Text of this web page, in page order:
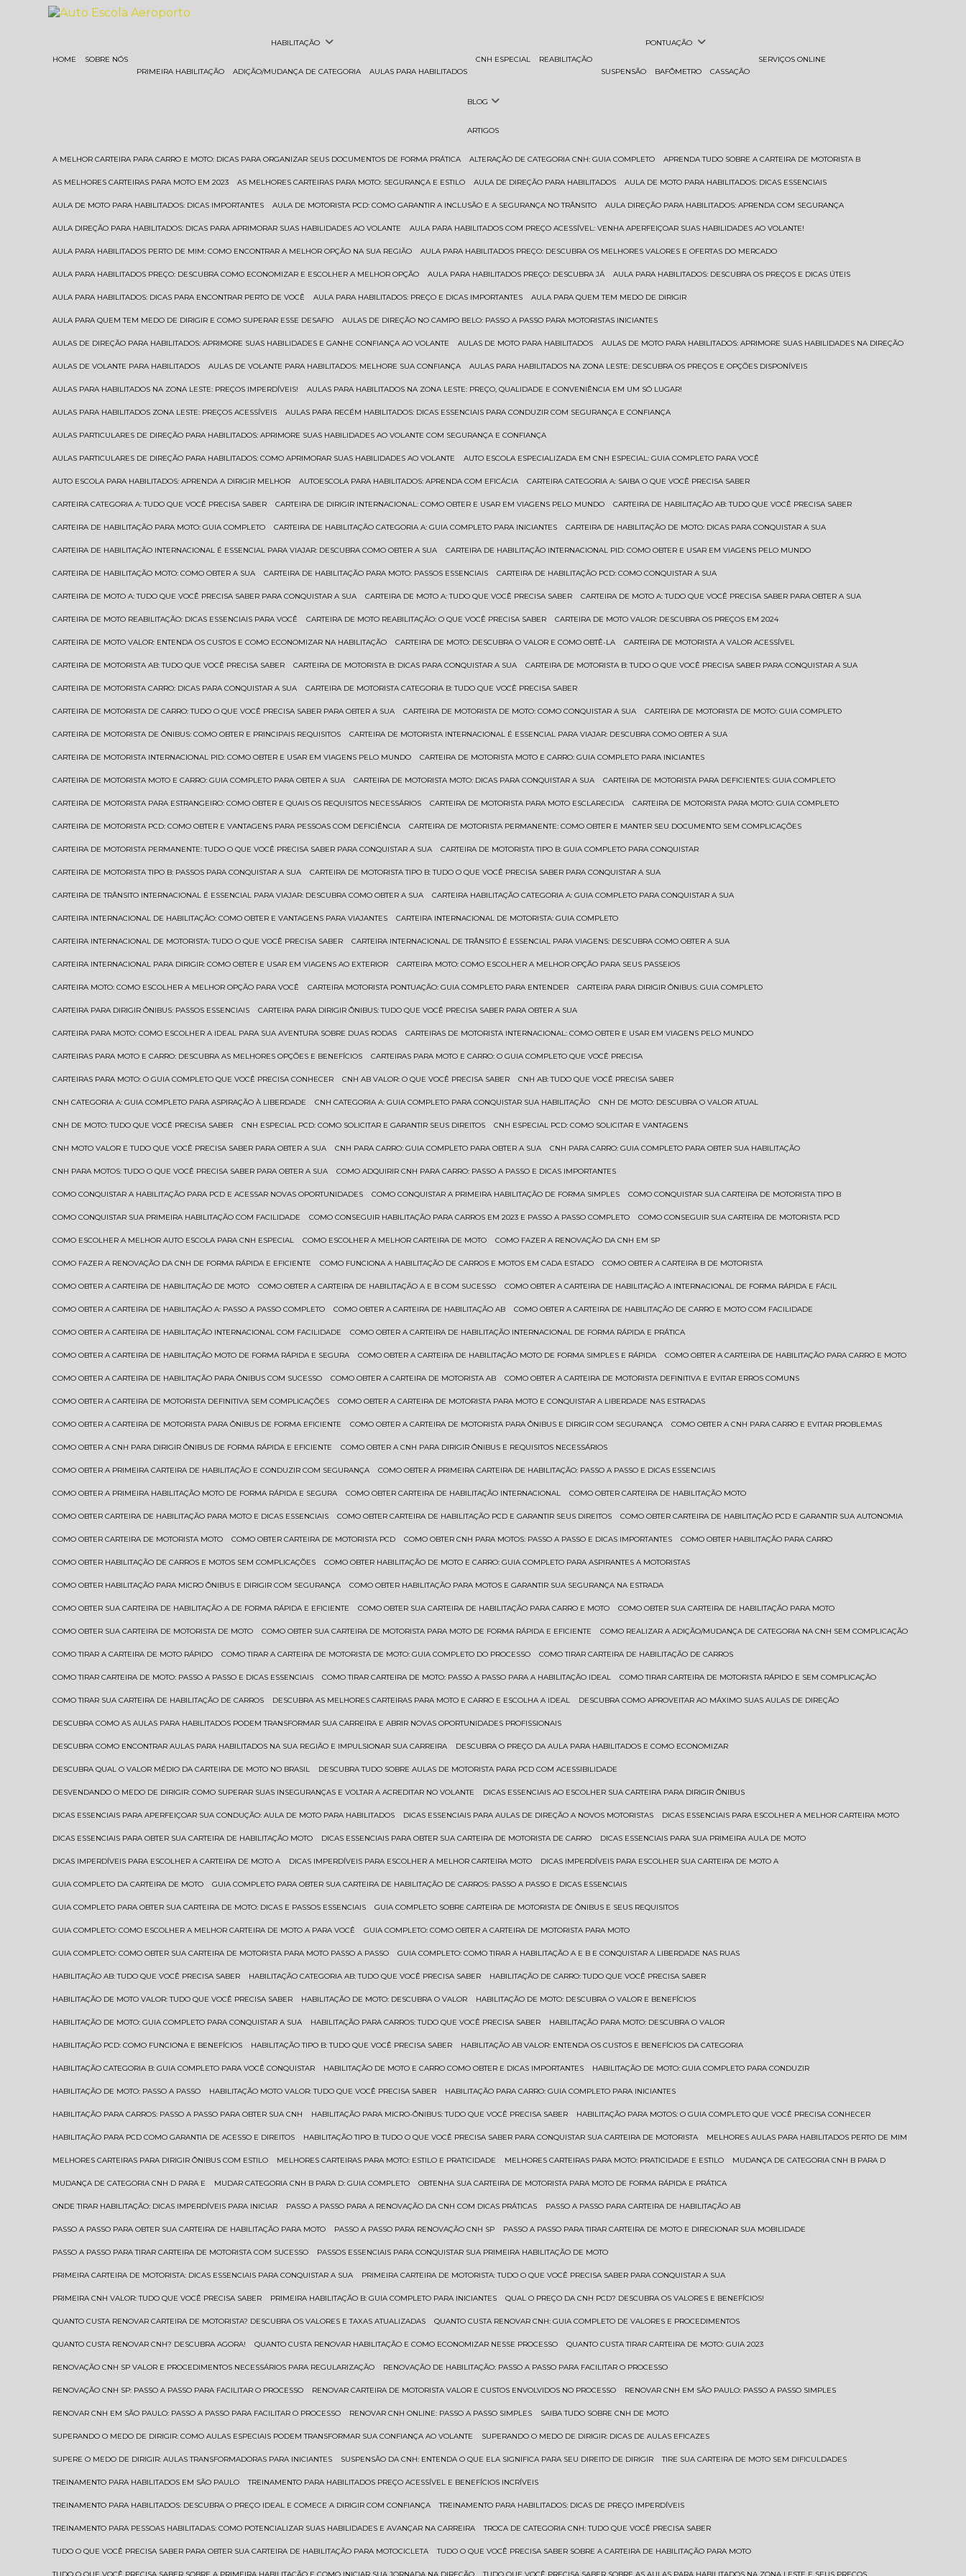
HOME SOBRE NÓS
HABILITAÇÃO
PRIMEIRA HABILITAÇÃO ADIÇÃO/MUDANÇA DE CATEGORIA AULAS PARA HABILITADOS
CNH ESPECIAL REABILITAÇÃO
PONTUAÇÃO
SUSPENSÃO BAFÔMETRO CASSAÇÃO
SERVIÇOS ONLINE
BLOG
ARTIGOS
A MELHOR CARTEIRA PARA CARRO E MOTO: DICAS PARA ORGANIZAR SEUS DOCUMENTOS DE FORMA PRÁTICA ALTERAÇÃO DE CATEGORIA CNH: GUIA COMPLETO APRENDA TUDO SOBRE A CARTEIRA DE MOTORISTA B
AS MELHORES CARTEIRAS PARA MOTO EM 2023 AS MELHORES CARTEIRAS PARA MOTO: SEGURANÇA E ESTILO AULA DE DIREÇÃO PARA HABILITADOS AULA DE MOTO PARA HABILITADOS: DICAS ESSENCIAIS
AULA DE MOTO PARA HABILITADOS: DICAS IMPORTANTES AULA DE MOTORISTA PCD: COMO GARANTIR A INCLUSÃO E A SEGURANÇA NO TRÂNSITO AULA DIREÇÃO PARA HABILITADOS: APRENDA COM SEGURANÇA
AULA DIREÇÃO PARA HABILITADOS: DICAS PARA APRIMORAR SUAS HABILIDADES AO VOLANTE AULA PARA HABILITADOS COM PREÇO ACESSÍVEL: VENHA APERFEIÇOAR SUAS HABILIDADES AO VOLANTE!
AULA PARA HABILITADOS PERTO DE MIM: COMO ENCONTRAR A MELHOR OPÇÃO NA SUA REGIÃO AULA PARA HABILITADOS PREÇO: DESCUBRA OS MELHORES VALORES E OFERTAS DO MERCADO
AULA PARA HABILITADOS PREÇO: DESCUBRA COMO ECONOMIZAR E ESCOLHER A MELHOR OPÇÃO AULA PARA HABILITADOS PREÇO: DESCUBRA JÁ AULA PARA HABILITADOS: DESCUBRA OS PREÇOS E DICAS ÚTEIS
AULA PARA HABILITADOS: DICAS PARA ENCONTRAR PERTO DE VOCÊ AULA PARA HABILITADOS: PREÇO E DICAS IMPORTANTES AULA PARA QUEM TEM MEDO DE DIRIGIR
AULA PARA QUEM TEM MEDO DE DIRIGIR E COMO SUPERAR ESSE DESAFIO AULAS DE DIREÇÃO NO CAMPO BELO: PASSO A PASSO PARA MOTORISTAS INICIANTES
AULAS DE DIREÇÃO PARA HABILITADOS: APRIMORE SUAS HABILIDADES E GANHE CONFIANÇA AO VOLANTE AULAS DE MOTO PARA HABILITADOS AULAS DE MOTO PARA HABILITADOS: APRIMORE SUAS HABILIDADES NA DIREÇÃO
AULAS DE VOLANTE PARA HABILITADOS AULAS DE VOLANTE PARA HABILITADOS: MELHORE SUA CONFIANÇA AULAS PARA HABILITADOS NA ZONA LESTE: DESCUBRA OS PREÇOS E OPÇÕES DISPONÍVEIS
AULAS PARA HABILITADOS NA ZONA LESTE: PREÇOS IMPERDÍVEIS! AULAS PARA HABILITADOS NA ZONA LESTE: PREÇO, QUALIDADE E CONVENIÊNCIA EM UM SÓ LUGAR!
AULAS PARA HABILITADOS ZONA LESTE: PREÇOS ACESSÍVEIS AULAS PARA RECÉM HABILITADOS: DICAS ESSENCIAIS PARA CONDUZIR COM SEGURANÇA E CONFIANÇA
AULAS PARTICULARES DE DIREÇÃO PARA HABILITADOS: APRIMORE SUAS HABILIDADES AO VOLANTE COM SEGURANÇA E CONFIANÇA
AULAS PARTICULARES DE DIREÇÃO PARA HABILITADOS: COMO APRIMORAR SUAS HABILIDADES AO VOLANTE AUTO ESCOLA ESPECIALIZADA EM CNH ESPECIAL: GUIA COMPLETO PARA VOCÊ
AUTO ESCOLA PARA HABILITADOS: APRENDA A DIRIGIR MELHOR AUTOESCOLA PARA HABILITADOS: APRENDA COM EFICÁCIA CARTEIRA CATEGORIA A: SAIBA O QUE VOCÊ PRECISA SABER
CARTEIRA CATEGORIA A: TUDO QUE VOCÊ PRECISA SABER CARTEIRA DE DIRIGIR INTERNACIONAL: COMO OBTER E USAR EM VIAGENS PELO MUNDO CARTEIRA DE HABILITAÇÃO AB: TUDO QUE VOCÊ PRECISA SABER
CARTEIRA DE HABILITAÇÃO PARA MOTO: GUIA COMPLETO CARTEIRA DE HABILITAÇÃO CATEGORIA A: GUIA COMPLETO PARA INICIANTES CARTEIRA DE HABILITAÇÃO DE MOTO: DICAS PARA CONQUISTAR A SUA
CARTEIRA DE HABILITAÇÃO INTERNACIONAL É ESSENCIAL PARA VIAJAR: DESCUBRA COMO OBTER A SUA CARTEIRA DE HABILITAÇÃO INTERNACIONAL PID: COMO OBTER E USAR EM VIAGENS PELO MUNDO
CARTEIRA DE HABILITAÇÃO MOTO: COMO OBTER A SUA CARTEIRA DE HABILITAÇÃO PARA MOTO: PASSOS ESSENCIAIS CARTEIRA DE HABILITAÇÃO PCD: COMO CONQUISTAR A SUA
CARTEIRA DE MOTO A: TUDO QUE VOCÊ PRECISA SABER PARA CONQUISTAR A SUA CARTEIRA DE MOTO A: TUDO QUE VOCÊ PRECISA SABER CARTEIRA DE MOTO A: TUDO QUE VOCÊ PRECISA SABER PARA OBTER A SUA
CARTEIRA DE MOTO REABILITAÇÃO: DICAS ESSENCIAIS PARA VOCÊ CARTEIRA DE MOTO REABILITAÇÃO: O QUE VOCÊ PRECISA SABER CARTEIRA DE MOTO VALOR: DESCUBRA OS PREÇOS EM 2024
CARTEIRA DE MOTO VALOR: ENTENDA OS CUSTOS E COMO ECONOMIZAR NA HABILITAÇÃO CARTEIRA DE MOTO: DESCUBRA O VALOR E COMO OBTÊ-LA CARTEIRA DE MOTORISTA A VALOR ACESSÍVEL
CARTEIRA DE MOTORISTA AB: TUDO QUE VOCÊ PRECISA SABER CARTEIRA DE MOTORISTA B: DICAS PARA CONQUISTAR A SUA CARTEIRA DE MOTORISTA B: TUDO O QUE VOCÊ PRECISA SABER PARA CONQUISTAR A SUA
CARTEIRA DE MOTORISTA CARRO: DICAS PARA CONQUISTAR A SUA CARTEIRA DE MOTORISTA CATEGORIA B: TUDO QUE VOCÊ PRECISA SABER
CARTEIRA DE MOTORISTA DE CARRO: TUDO O QUE VOCÊ PRECISA SABER PARA OBTER A SUA CARTEIRA DE MOTORISTA DE MOTO: COMO CONQUISTAR A SUA CARTEIRA DE MOTORISTA DE MOTO: GUIA COMPLETO
CARTEIRA DE MOTORISTA DE ÔNIBUS: COMO OBTER E PRINCIPAIS REQUISITOS CARTEIRA DE MOTORISTA INTERNACIONAL É ESSENCIAL PARA VIAJAR: DESCUBRA COMO OBTER A SUA
CARTEIRA DE MOTORISTA INTERNACIONAL PID: COMO OBTER E USAR EM VIAGENS PELO MUNDO CARTEIRA DE MOTORISTA MOTO E CARRO: GUIA COMPLETO PARA INICIANTES
CARTEIRA DE MOTORISTA MOTO E CARRO: GUIA COMPLETO PARA OBTER A SUA CARTEIRA DE MOTORISTA MOTO: DICAS PARA CONQUISTAR A SUA CARTEIRA DE MOTORISTA PARA DEFICIENTES: GUIA COMPLETO
CARTEIRA DE MOTORISTA PARA ESTRANGEIRO: COMO OBTER E QUAIS OS REQUISITOS NECESSÁRIOS CARTEIRA DE MOTORISTA PARA MOTO ESCLARECIDA CARTEIRA DE MOTORISTA PARA MOTO: GUIA COMPLETO
CARTEIRA DE MOTORISTA PCD: COMO OBTER E VANTAGENS PARA PESSOAS COM DEFICIÊNCIA CARTEIRA DE MOTORISTA PERMANENTE: COMO OBTER E MANTER SEU DOCUMENTO SEM COMPLICAÇÕES
CARTEIRA DE MOTORISTA PERMANENTE: TUDO O QUE VOCÊ PRECISA SABER PARA CONQUISTAR A SUA CARTEIRA DE MOTORISTA TIPO B: GUIA COMPLETO PARA CONQUISTAR
CARTEIRA DE MOTORISTA TIPO B: PASSOS PARA CONQUISTAR A SUA CARTEIRA DE MOTORISTA TIPO B: TUDO O QUE VOCÊ PRECISA SABER PARA CONQUISTAR A SUA
CARTEIRA DE TRÂNSITO INTERNACIONAL É ESSENCIAL PARA VIAJAR: DESCUBRA COMO OBTER A SUA CARTEIRA HABILITAÇÃO CATEGORIA A: GUIA COMPLETO PARA CONQUISTAR A SUA
CARTEIRA INTERNACIONAL DE HABILITAÇÃO: COMO OBTER E VANTAGENS PARA VIAJANTES CARTEIRA INTERNACIONAL DE MOTORISTA: GUIA COMPLETO
CARTEIRA INTERNACIONAL DE MOTORISTA: TUDO O QUE VOCÊ PRECISA SABER CARTEIRA INTERNACIONAL DE TRÂNSITO É ESSENCIAL PARA VIAGENS: DESCUBRA COMO OBTER A SUA
CARTEIRA INTERNACIONAL PARA DIRIGIR: COMO OBTER E USAR EM VIAGENS AO EXTERIOR CARTEIRA MOTO: COMO ESCOLHER A MELHOR OPÇÃO PARA SEUS PASSEIOS
CARTEIRA MOTO: COMO ESCOLHER A MELHOR OPÇÃO PARA VOCÊ CARTEIRA MOTORISTA PONTUAÇÃO: GUIA COMPLETO PARA ENTENDER CARTEIRA PARA DIRIGIR ÔNIBUS: GUIA COMPLETO
CARTEIRA PARA DIRIGIR ÔNIBUS: PASSOS ESSENCIAIS CARTEIRA PARA DIRIGIR ÔNIBUS: TUDO QUE VOCÊ PRECISA SABER PARA OBTER A SUA
CARTEIRA PARA MOTO: COMO ESCOLHER A IDEAL PARA SUA AVENTURA SOBRE DUAS RODAS CARTEIRAS DE MOTORISTA INTERNACIONAL: COMO OBTER E USAR EM VIAGENS PELO MUNDO
CARTEIRAS PARA MOTO E CARRO: DESCUBRA AS MELHORES OPÇÕES E BENEFÍCIOS CARTEIRAS PARA MOTO E CARRO: O GUIA COMPLETO QUE VOCÊ PRECISA
CARTEIRAS PARA MOTO: O GUIA COMPLETO QUE VOCÊ PRECISA CONHECER CNH AB VALOR: O QUE VOCÊ PRECISA SABER CNH AB: TUDO QUE VOCÊ PRECISA SABER
CNH CATEGORIA A: GUIA COMPLETO PARA ASPIRAÇÃO À LIBERDADE CNH CATEGORIA A: GUIA COMPLETO PARA CONQUISTAR SUA HABILITAÇÃO CNH DE MOTO: DESCUBRA O VALOR ATUAL
CNH DE MOTO: TUDO QUE VOCÊ PRECISA SABER CNH ESPECIAL PCD: COMO SOLICITAR E GARANTIR SEUS DIREITOS CNH ESPECIAL PCD: COMO SOLICITAR E VANTAGENS
CNH MOTO VALOR E TUDO QUE VOCÊ PRECISA SABER PARA OBTER A SUA CNH PARA CARRO: GUIA COMPLETO PARA OBTER A SUA CNH PARA CARRO: GUIA COMPLETO PARA OBTER SUA HABILITAÇÃO
CNH PARA MOTOS: TUDO O QUE VOCÊ PRECISA SABER PARA OBTER A SUA COMO ADQUIRIR CNH PARA CARRO: PASSO A PASSO E DICAS IMPORTANTES
COMO CONQUISTAR A HABILITAÇÃO PARA PCD E ACESSAR NOVAS OPORTUNIDADES COMO CONQUISTAR A PRIMEIRA HABILITAÇÃO DE FORMA SIMPLES COMO CONQUISTAR SUA CARTEIRA DE MOTORISTA TIPO B
COMO CONQUISTAR SUA PRIMEIRA HABILITAÇÃO COM FACILIDADE COMO CONSEGUIR HABILITAÇÃO PARA CARROS EM 2023 E PASSO A PASSO COMPLETO COMO CONSEGUIR SUA CARTEIRA DE MOTORISTA PCD
COMO ESCOLHER A MELHOR AUTO ESCOLA PARA CNH ESPECIAL COMO ESCOLHER A MELHOR CARTEIRA DE MOTO COMO FAZER A RENOVAÇÃO DA CNH EM SP
COMO FAZER A RENOVAÇÃO DA CNH DE FORMA RÁPIDA E EFICIENTE COMO FUNCIONA A HABILITAÇÃO DE CARROS E MOTOS EM CADA ESTADO COMO OBTER A CARTEIRA B DE MOTORISTA
COMO OBTER A CARTEIRA DE HABILITAÇÃO DE MOTO COMO OBTER A CARTEIRA DE HABILITAÇÃO A E B COM SUCESSO COMO OBTER A CARTEIRA DE HABILITAÇÃO A INTERNACIONAL DE FORMA RÁPIDA E FÁCIL
COMO OBTER A CARTEIRA DE HABILITAÇÃO A: PASSO A PASSO COMPLETO COMO OBTER A CARTEIRA DE HABILITAÇÃO AB COMO OBTER A CARTEIRA DE HABILITAÇÃO DE CARRO E MOTO COM FACILIDADE
COMO OBTER A CARTEIRA DE HABILITAÇÃO INTERNACIONAL COM FACILIDADE COMO OBTER A CARTEIRA DE HABILITAÇÃO INTERNACIONAL DE FORMA RÁPIDA E PRÁTICA
COMO OBTER A CARTEIRA DE HABILITAÇÃO MOTO DE FORMA RÁPIDA E SEGURA COMO OBTER A CARTEIRA DE HABILITAÇÃO MOTO DE FORMA SIMPLES E RÁPIDA COMO OBTER A CARTEIRA DE HABILITAÇÃO PARA CARRO E MOTO
COMO OBTER A CARTEIRA DE HABILITAÇÃO PARA ÔNIBUS COM SUCESSO COMO OBTER A CARTEIRA DE MOTORISTA AB COMO OBTER A CARTEIRA DE MOTORISTA DEFINITIVA E EVITAR ERROS COMUNS
COMO OBTER A CARTEIRA DE MOTORISTA DEFINITIVA SEM COMPLICAÇÕES COMO OBTER A CARTEIRA DE MOTORISTA PARA MOTO E CONQUISTAR A LIBERDADE NAS ESTRADAS
COMO OBTER A CARTEIRA DE MOTORISTA PARA ÔNIBUS DE FORMA EFICIENTE COMO OBTER A CARTEIRA DE MOTORISTA PARA ÔNIBUS E DIRIGIR COM SEGURANÇA COMO OBTER A CNH PARA CARRO E EVITAR PROBLEMAS
COMO OBTER A CNH PARA DIRIGIR ÔNIBUS DE FORMA RÁPIDA E EFICIENTE COMO OBTER A CNH PARA DIRIGIR ÔNIBUS E REQUISITOS NECESSÁRIOS
COMO OBTER A PRIMEIRA CARTEIRA DE HABILITAÇÃO E CONDUZIR COM SEGURANÇA COMO OBTER A PRIMEIRA CARTEIRA DE HABILITAÇÃO: PASSO A PASSO E DICAS ESSENCIAIS
COMO OBTER A PRIMEIRA HABILITAÇÃO MOTO DE FORMA RÁPIDA E SEGURA COMO OBTER CARTEIRA DE HABILITAÇÃO INTERNACIONAL COMO OBTER CARTEIRA DE HABILITAÇÃO MOTO
COMO OBTER CARTEIRA DE HABILITAÇÃO PARA MOTO E DICAS ESSENCIAIS COMO OBTER CARTEIRA DE HABILITAÇÃO PCD E GARANTIR SEUS DIREITOS COMO OBTER CARTEIRA DE HABILITAÇÃO PCD E GARANTIR SUA AUTONOMIA
COMO OBTER CARTEIRA DE MOTORISTA MOTO COMO OBTER CARTEIRA DE MOTORISTA PCD COMO OBTER CNH PARA MOTOS: PASSO A PASSO E DICAS IMPORTANTES COMO OBTER HABILITAÇÃO PARA CARRO
COMO OBTER HABILITAÇÃO DE CARROS E MOTOS SEM COMPLICAÇÕES COMO OBTER HABILITAÇÃO DE MOTO E CARRO: GUIA COMPLETO PARA ASPIRANTES A MOTORISTAS
COMO OBTER HABILITAÇÃO PARA MICRO ÔNIBUS E DIRIGIR COM SEGURANÇA COMO OBTER HABILITAÇÃO PARA MOTOS E GARANTIR SUA SEGURANÇA NA ESTRADA
COMO OBTER SUA CARTEIRA DE HABILITAÇÃO A DE FORMA RÁPIDA E EFICIENTE COMO OBTER SUA CARTEIRA DE HABILITAÇÃO PARA CARRO E MOTO COMO OBTER SUA CARTEIRA DE HABILITAÇÃO PARA MOTO
COMO OBTER SUA CARTEIRA DE MOTORISTA DE MOTO COMO OBTER SUA CARTEIRA DE MOTORISTA PARA MOTO DE FORMA RÁPIDA E EFICIENTE COMO REALIZAR A ADIÇÃO/MUDANÇA DE CATEGORIA NA CNH SEM COMPLICAÇÃO
COMO TIRAR A CARTEIRA DE MOTO RÁPIDO COMO TIRAR A CARTEIRA DE MOTORISTA DE MOTO: GUIA COMPLETO DO PROCESSO COMO TIRAR CARTEIRA DE HABILITAÇÃO DE CARROS
COMO TIRAR CARTEIRA DE MOTO: PASSO A PASSO E DICAS ESSENCIAIS COMO TIRAR CARTEIRA DE MOTO: PASSO A PASSO PARA A HABILITAÇÃO IDEAL COMO TIRAR CARTEIRA DE MOTORISTA RÁPIDO E SEM COMPLICAÇÃO
COMO TIRAR SUA CARTEIRA DE HABILITAÇÃO DE CARROS DESCUBRA AS MELHORES CARTEIRAS PARA MOTO E CARRO E ESCOLHA A IDEAL DESCUBRA COMO APROVEITAR AO MÁXIMO SUAS AULAS DE DIREÇÃO
DESCUBRA COMO AS AULAS PARA HABILITADOS PODEM TRANSFORMAR SUA CARREIRA E ABRIR NOVAS OPORTUNIDADES PROFISSIONAIS
DESCUBRA COMO ENCONTRAR AULAS PARA HABILITADOS NA SUA REGIÃO E IMPULSIONAR SUA CARREIRA DESCUBRA O PREÇO DA AULA PARA HABILITADOS E COMO ECONOMIZAR
DESCUBRA QUAL O VALOR MÉDIO DA CARTEIRA DE MOTO NO BRASIL DESCUBRA TUDO SOBRE AULAS DE MOTORISTA PARA PCD COM ACESSIBILIDADE
DESVENDANDO O MEDO DE DIRIGIR: COMO SUPERAR SUAS INSEGURANÇAS E VOLTAR A ACREDITAR NO VOLANTE DICAS ESSENCIAIS AO ESCOLHER SUA CARTEIRA PARA DIRIGIR ÔNIBUS
DICAS ESSENCIAIS PARA APERFEIÇOAR SUA CONDUÇÃO: AULA DE MOTO PARA HABILITADOS DICAS ESSENCIAIS PARA AULAS DE DIREÇÃO A NOVOS MOTORISTAS DICAS ESSENCIAIS PARA ESCOLHER A MELHOR CARTEIRA MOTO
DICAS ESSENCIAIS PARA OBTER SUA CARTEIRA DE HABILITAÇÃO MOTO DICAS ESSENCIAIS PARA OBTER SUA CARTEIRA DE MOTORISTA DE CARRO DICAS ESSENCIAIS PARA SUA PRIMEIRA AULA DE MOTO
DICAS IMPERDÍVEIS PARA ESCOLHER A CARTEIRA DE MOTO A DICAS IMPERDÍVEIS PARA ESCOLHER A MELHOR CARTEIRA MOTO DICAS IMPERDÍVEIS PARA ESCOLHER SUA CARTEIRA DE MOTO A
GUIA COMPLETO DA CARTEIRA DE MOTO GUIA COMPLETO PARA OBTER SUA CARTEIRA DE HABILITAÇÃO DE CARROS: PASSO A PASSO E DICAS ESSENCIAIS
GUIA COMPLETO PARA OBTER SUA CARTEIRA DE MOTO: DICAS E PASSOS ESSENCIAIS GUIA COMPLETO SOBRE CARTEIRA DE MOTORISTA DE ÔNIBUS E SEUS REQUISITOS
GUIA COMPLETO: COMO ESCOLHER A MELHOR CARTEIRA DE MOTO A PARA VOCÊ GUIA COMPLETO: COMO OBTER A CARTEIRA DE MOTORISTA PARA MOTO
GUIA COMPLETO: COMO OBTER SUA CARTEIRA DE MOTORISTA PARA MOTO PASSO A PASSO GUIA COMPLETO: COMO TIRAR A HABILITAÇÃO A E B E CONQUISTAR A LIBERDADE NAS RUAS
HABILITAÇÃO AB: TUDO QUE VOCÊ PRECISA SABER HABILITAÇÃO CATEGORIA AB: TUDO QUE VOCÊ PRECISA SABER HABILITAÇÃO DE CARRO: TUDO QUE VOCÊ PRECISA SABER
HABILITAÇÃO DE MOTO VALOR: TUDO QUE VOCÊ PRECISA SABER HABILITAÇÃO DE MOTO: DESCUBRA O VALOR HABILITAÇÃO DE MOTO: DESCUBRA O VALOR E BENEFÍCIOS
HABILITAÇÃO DE MOTO: GUIA COMPLETO PARA CONQUISTAR A SUA HABILITAÇÃO PARA CARROS: TUDO QUE VOCÊ PRECISA SABER HABILITAÇÃO PARA MOTO: DESCUBRA O VALOR
HABILITAÇÃO PCD: COMO FUNCIONA E BENEFÍCIOS HABILITAÇÃO TIPO B: TUDO QUE VOCÊ PRECISA SABER HABILITAÇÃO AB VALOR: ENTENDA OS CUSTOS E BENEFÍCIOS DA CATEGORIA
HABILITAÇÃO CATEGORIA B: GUIA COMPLETO PARA VOCÊ CONQUISTAR HABILITAÇÃO DE MOTO E CARRO COMO OBTER E DICAS IMPORTANTES HABILITAÇÃO DE MOTO: GUIA COMPLETO PARA CONDUZIR
HABILITAÇÃO DE MOTO: PASSO A PASSO HABILITAÇÃO MOTO VALOR: TUDO QUE VOCÊ PRECISA SABER HABILITAÇÃO PARA CARRO: GUIA COMPLETO PARA INICIANTES
HABILITAÇÃO PARA CARROS: PASSO A PASSO PARA OBTER SUA CNH HABILITAÇÃO PARA MICRO-ÔNIBUS: TUDO QUE VOCÊ PRECISA SABER HABILITAÇÃO PARA MOTOS: O GUIA COMPLETO QUE VOCÊ PRECISA CONHECER
HABILITAÇÃO PARA PCD COMO GARANTIA DE ACESSO E DIREITOS HABILITAÇÃO TIPO B: TUDO O QUE VOCÊ PRECISA SABER PARA CONQUISTAR SUA CARTEIRA DE MOTORISTA MELHORES AULAS PARA HABILITADOS PERTO DE MIM
MELHORES CARTEIRAS PARA DIRIGIR ÔNIBUS COM ESTILO MELHORES CARTEIRAS PARA MOTO: ESTILO E PRATICIDADE MELHORES CARTEIRAS PARA MOTO: PRATICIDADE E ESTILO MUDANÇA DE CATEGORIA CNH B PARA D
MUDANÇA DE CATEGORIA CNH D PARA E MUDAR CATEGORIA CNH B PARA D: GUIA COMPLETO OBTENHA SUA CARTEIRA DE MOTORISTA PARA MOTO DE FORMA RÁPIDA E PRÁTICA
ONDE TIRAR HABILITAÇÃO: DICAS IMPERDÍVEIS PARA INICIAR PASSO A PASSO PARA A RENOVAÇÃO DA CNH COM DICAS PRÁTICAS PASSO A PASSO PARA CARTEIRA DE HABILITAÇÃO AB
PASSO A PASSO PARA OBTER SUA CARTEIRA DE HABILITAÇÃO PARA MOTO PASSO A PASSO PARA RENOVAÇÃO CNH SP PASSO A PASSO PARA TIRAR CARTEIRA DE MOTO E DIRECIONAR SUA MOBILIDADE
PASSO A PASSO PARA TIRAR CARTEIRA DE MOTORISTA COM SUCESSO PASSOS ESSENCIAIS PARA CONQUISTAR SUA PRIMEIRA HABILITAÇÃO DE MOTO
PRIMEIRA CARTEIRA DE MOTORISTA: DICAS ESSENCIAIS PARA CONQUISTAR A SUA PRIMEIRA CARTEIRA DE MOTORISTA: TUDO O QUE VOCÊ PRECISA SABER PARA CONQUISTAR A SUA
PRIMEIRA CNH VALOR: TUDO QUE VOCÊ PRECISA SABER PRIMEIRA HABILITAÇÃO B: GUIA COMPLETO PARA INICIANTES QUAL O PREÇO DA CNH PCD? DESCUBRA OS VALORES E BENEFÍCIOS!
QUANTO CUSTA RENOVAR CARTEIRA DE MOTORISTA? DESCUBRA OS VALORES E TAXAS ATUALIZADAS QUANTO CUSTA RENOVAR CNH: GUIA COMPLETO DE VALORES E PROCEDIMENTOS
QUANTO CUSTA RENOVAR CNH? DESCUBRA AGORA! QUANTO CUSTA RENOVAR HABILITAÇÃO E COMO ECONOMIZAR NESSE PROCESSO QUANTO CUSTA TIRAR CARTEIRA DE MOTO: GUIA 2023
RENOVAÇÃO CNH SP VALOR E PROCEDIMENTOS NECESSÁRIOS PARA REGULARIZAÇÃO RENOVAÇÃO DE HABILITAÇÃO: PASSO A PASSO PARA FACILITAR O PROCESSO
RENOVAÇÃO CNH SP: PASSO A PASSO PARA FACILITAR O PROCESSO RENOVAR CARTEIRA DE MOTORISTA VALOR E CUSTOS ENVOLVIDOS NO PROCESSO RENOVAR CNH EM SÃO PAULO: PASSO A PASSO SIMPLES
RENOVAR CNH EM SÃO PAULO: PASSO A PASSO PARA FACILITAR O PROCESSO RENOVAR CNH ONLINE: PASSO A PASSO SIMPLES SAIBA TUDO SOBRE CNH DE MOTO
SUPERANDO O MEDO DE DIRIGIR: COMO AULAS ESPECIAIS PODEM TRANSFORMAR SUA CONFIANÇA AO VOLANTE SUPERANDO O MEDO DE DIRIGIR: DICAS DE AULAS EFICAZES
SUPERE O MEDO DE DIRIGIR: AULAS TRANSFORMADORAS PARA INICIANTES SUSPENSÃO DA CNH: ENTENDA O QUE ELA SIGNIFICA PARA SEU DIREITO DE DIRIGIR TIRE SUA CARTEIRA DE MOTO SEM DIFICULDADES
TREINAMENTO PARA HABILITADOS EM SÃO PAULO TREINAMENTO PARA HABILITADOS PREÇO ACESSÍVEL E BENEFÍCIOS INCRÍVEIS
TREINAMENTO PARA HABILITADOS: DESCUBRA O PREÇO IDEAL E COMECE A DIRIGIR COM CONFIANÇA TREINAMENTO PARA HABILITADOS: DICAS DE PREÇO IMPERDÍVEIS
TREINAMENTO PARA PESSOAS HABILITADAS: COMO POTENCIALIZAR SUAS HABILIDADES E AVANÇAR NA CARREIRA TROCA DE CATEGORIA CNH: TUDO QUE VOCÊ PRECISA SABER
TUDO O QUE VOCÊ PRECISA SABER PARA OBTER SUA CARTEIRA DE HABILITAÇÃO PARA MOTOCICLETA TUDO O QUE VOCÊ PRECISA SABER SOBRE A CARTEIRA DE HABILITAÇÃO PARA MOTO